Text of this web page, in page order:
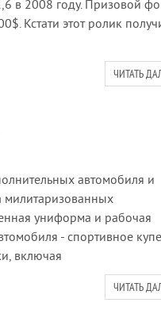
в 2008 году. Призовой
Кстати этот ролик
ЧИТАТЬ
автомобиля и
милитаризованных
униформа и рабочая
- спортивное
включая
ЧИТАТЬ